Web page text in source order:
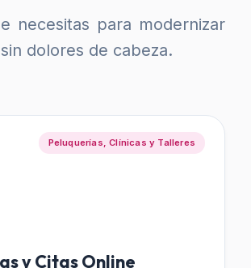
necesitas para modernizar
dolores de cabeza.
Peluquerías, Clínicas y Talleres
y Citas Online